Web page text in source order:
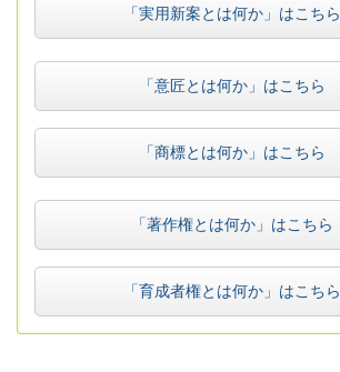
「実用新案とは何か」はこちら
「意匠とは何か」はこちら
「商標とは何か」はこちら
「著作権とは何か」はこちら
「育成者権とは何か」はこちら